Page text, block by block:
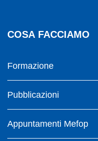
COSA FACCIAMO
Formazione
Pubblicazioni
Appuntamenti Mefop